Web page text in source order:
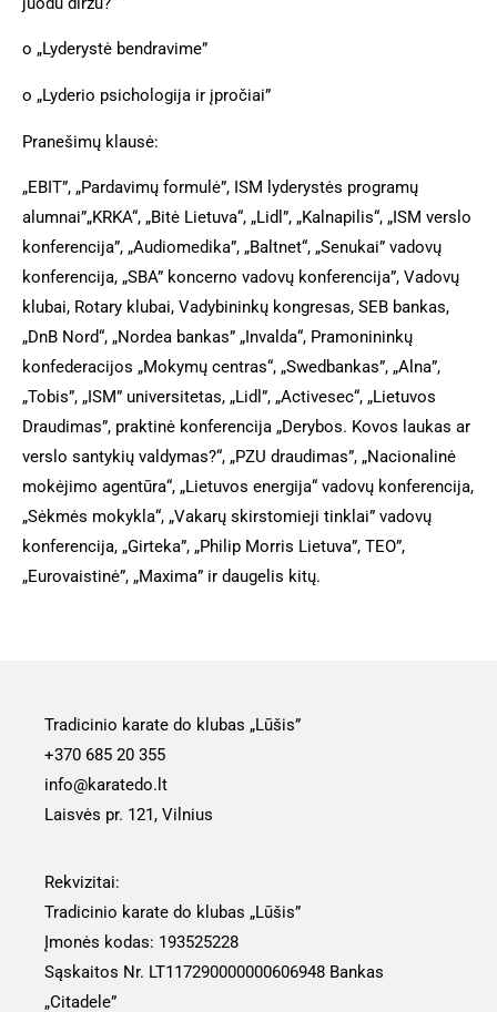
o „Lyderystė bendravime”
o „Lyderio psichologija ir įpročiai”
Pranešimų klausė:
„EBIT”, „Pardavimų formulė”, ISM lyderystės programų
alumnai”„KRKA“, „Bitė Lietuva“, „Lidl”, „Kalnapilis“, „ISM verslo
konferencija”, „Audiomedika”, „Baltnet“, „Senukai” vadovų
konferencija, „SBA” koncerno vadovų konferencija”, Vadovų
klubai, Rotary klubai, Vadybininkų kongresas, SEB bankas,
„DnB Nord“, „Nordea bankas” „Invalda“, Pramonininkų
konfederacijos „Mokymų centras“, „Swedbankas”, „Alna”,
„Tobis”, „ISM” universitetas, „Lidl”, „Activesec“, „Lietuvos
Draudimas”, praktinė konferencija „Derybos. Kovos laukas ar
verslo santykių valdymas?“, „PZU draudimas”, „Nacionalinė
mokėjimo agentūra“, „Lietuvos energija“ vadovų konferencija,
„Sėkmės mokykla“, „Vakarų skirstomieji tinklai” vadovų
konferencija, „Girteka”, „Philip Morris Lietuva”, TEO”,
„Eurovaistinė”, „Maxima” ir daugelis kitų.
Tradicinio karate do klubas „Lūšis”
+370 685 20 355
info@karatedo.lt
Laisvės pr. 121, Vilnius
Rekvizitai:
Tradicinio karate do klubas „Lūšis”
Įmonės kodas: 193525228
Sąskaitos Nr. LT117290000000606948 Bankas
„Citadele”